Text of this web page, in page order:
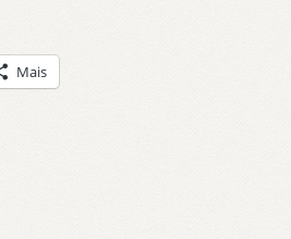
Mais